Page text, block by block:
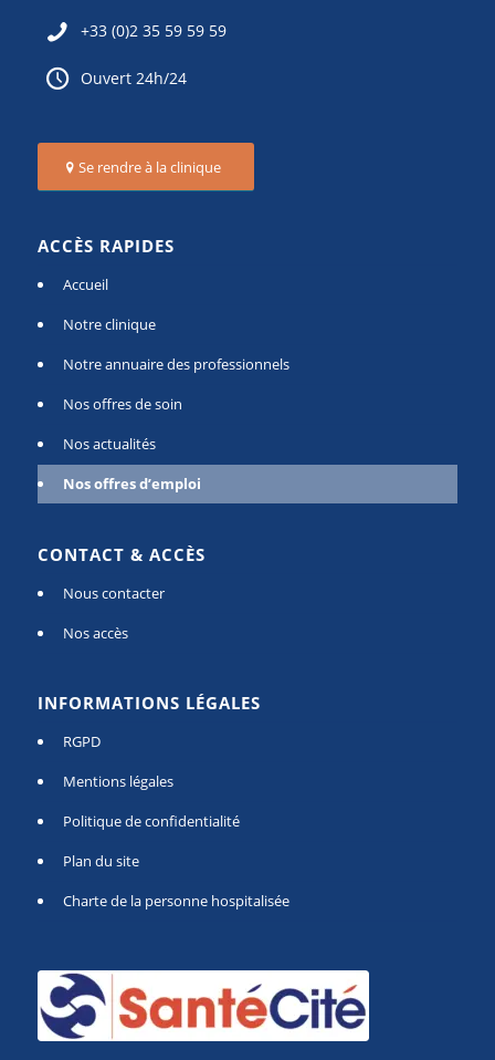
+33 (0)2 35 59 59 59
Ouvert 24h/24
Se rendre à la clinique
ACCÈS RAPIDES
Accueil
Notre clinique
Notre annuaire des professionnels
Nos offres de soin
Nos actualités
Nos offres d’emploi
CONTACT & ACCÈS
Nous contacter
Nos accès
INFORMATIONS LÉGALES
RGPD
Mentions légales
Politique de confidentialité
Plan du site
Charte de la personne hospitalisée